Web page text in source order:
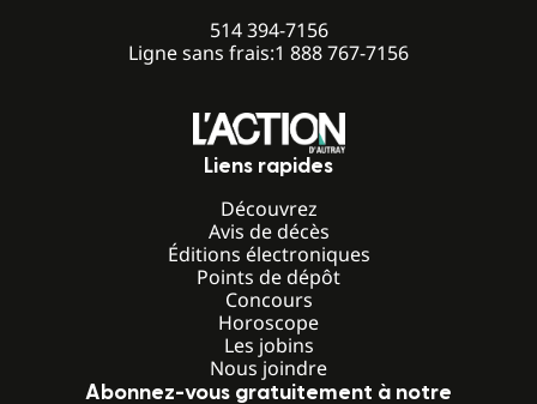
514 394-7156
Ligne sans frais:1 888 767-7156
Liens rapides
Découvrez
Avis de décès
Éditions électroniques
Points de dépôt
Concours
Horoscope
Les jobins
Nous joindre
Abonnez-vous gratuitement à notre